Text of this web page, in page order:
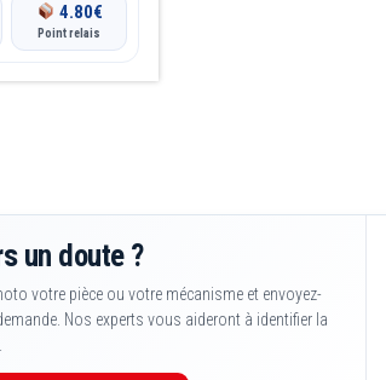
4.80€
Point relais
un doute ?
votre pièce ou votre mécanisme et envoyez-
Nos experts vous aideront à identifier la